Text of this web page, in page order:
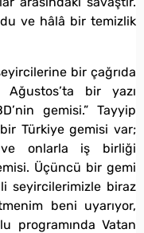
ve hâlâ bir temizlik
bir çağrıda
Ağustos’ta bir yazı
gemisi.” Tayyip
Türkiye gemisi var;
ve onlarla iş birliği
Üçüncü bir gemi
seyircilerimizle biraz
beni uyarıyor,
programında Vatan